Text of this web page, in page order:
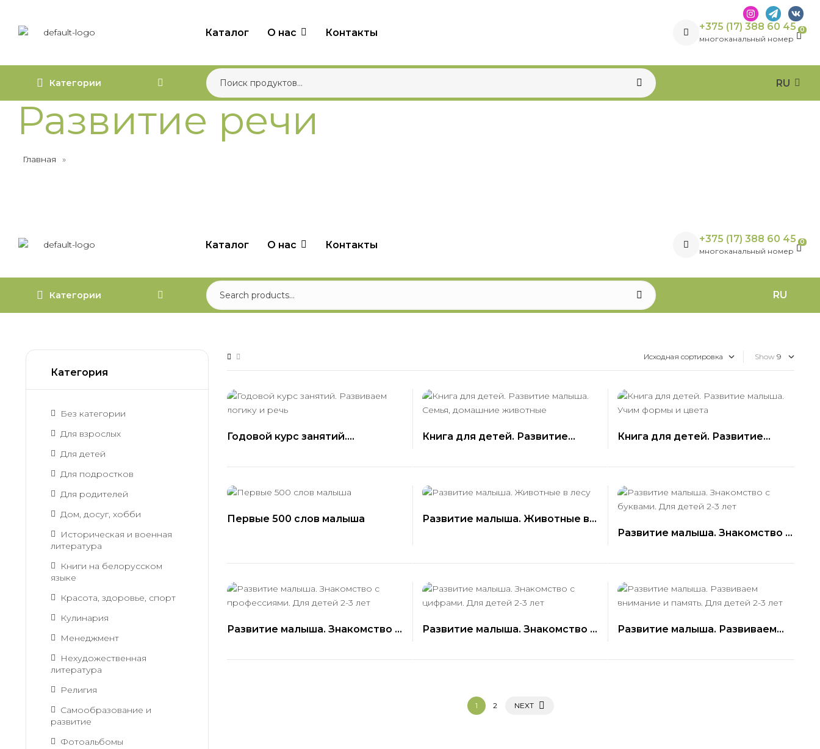
Каталог О нас Контакты
+375 (17) 388 60 45
многоканальный номер
0
Категории RU
Развитие речи
Главная »
Каталог О нас Контакты
+375 (17) 388 60 45
многоканальный номер
0
Категории RU
Show
Годовой курс занятий.
Книга для детей. Развитие
животные
Книга для детей. Развитие
Первые 500 слов малыша
Развитие малыша. Животные в
Развитие малыша. Знакомство с
Развитие малыша. Знакомство с
Развитие малыша. Знакомство с
Развитие малыша. Развиваем
3 лет
1 2 NEXT
Категория
Без категории
Для взрослых
Для детей
Для подростков
Для родителей
Дом, досуг, хобби
Историческая и военная
литература
Книги на белорусском
языке
Красота, здоровье, спорт
Кулинария
Менеджмент
Нехудожественная
литература
Религия
Самообразование и
развитие
Фотоальбомы